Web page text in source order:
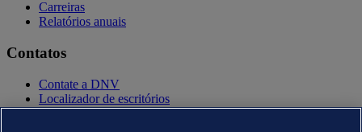
Carreiras
Relatórios anuais
Contatos
Contate a DNV
Localizador de escritórios
Contatos para imprensa